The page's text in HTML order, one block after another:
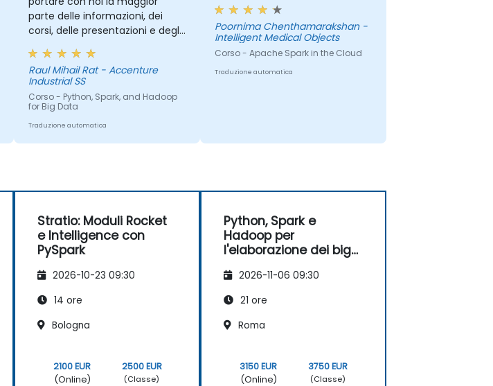
parte delle informazioni, dei
corsi, delle presentazioni e degli
esercizi svolti, in modo da poterli
rivisitare e magari ripetere ciò
che non abbiamo capito la
prima volta o migliorare ciò che
abbiamo già fatto.
Raul Mihail Rat - Accenture
Industrial SS
Corso - Python, Spark, and Hadoop
for Big Data
Traduzione automatica
Poornima Chenthamarakshan -
Intelligent Medical Objects
Corso - Apache Spark in the Cloud
Traduzione automatica
Stratio: Moduli Rocket
e Intelligence con
PySpark
2026-10-23 09:30
14 ore
Bologna
2100 EUR
(Online)
2500 EUR
(Classe)
Python, Spark e
Hadoop per
l'elaborazione dei big
2026-11-06 09:30
21 ore
Roma
3150 EUR
(Online)
3750 EUR
(Classe)